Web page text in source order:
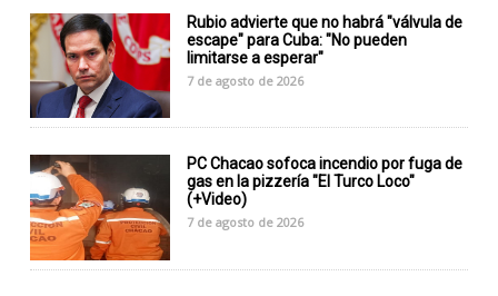
Rubio advierte que no habrá "válvula de
escape" para Cuba: "No pueden
limitarse a esperar"
7 de agosto de 2026
PC Chacao sofoca incendio por fuga de
gas en la pizzería "El Turco Loco"
(+Video)
7 de agosto de 2026